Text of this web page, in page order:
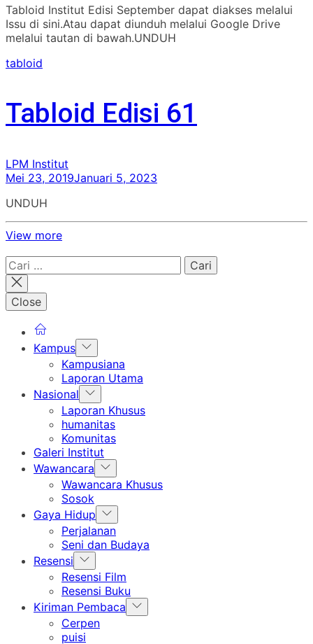
Tabloid Institut Edisi September dapat diakses melalui
Issu di sini.Atau dapat diunduh melalui Google Drive
melalui tautan di bawah.UNDUH
tabloid
Tabloid Edisi 61
LPM Institut
Mei 23, 2019Januari 5, 2023
UNDUH
View more
Cari
untuk:
Close
Kampus Show
sub
menu
Kampusiana
Laporan Utama
Nasional Show
sub
menu
Laporan Khusus
humanitas
Komunitas
Galeri Institut
Wawancara Show
sub
Wawancara Khusus
Sosok
Gaya Hidup Show
sub
menu
Perjalanan
Seni dan Budaya
Resensi Show
sub
menu
Resensi Film
Resensi Buku
Kiriman Pembaca Show
sub
Cerpen
puisi